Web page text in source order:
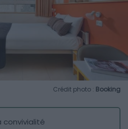
Crédit photo : Booking
convivialité